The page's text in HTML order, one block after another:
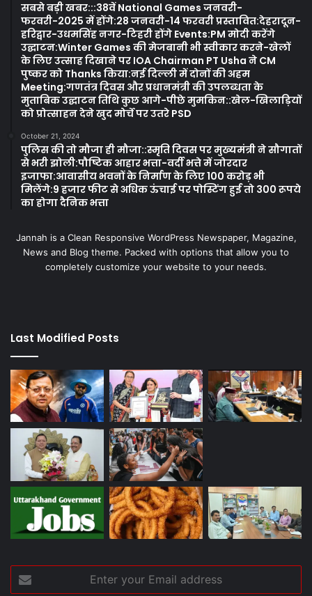
सबसे बड़ी खबर:::38वें National Games जनवरी-
फरवरी-2025 में होंगे:28 जनवरी-14 फरवरी प्रस्तावित:देहरादून-
हरिद्वार-उधमसिंह नगर-टिहरी होंगे Events:PM मोदी करेंगे
उद्घाटन:Winter Games की मेजबानी भी स्वीकार करने-खेलों
के लिए उत्साह दिखाने पर IOA Chairman PT Usha ने CM
पुष्कर को Thanks किया:नई दिल्ली में दोनों की अहम
Meeting:गणतंत्र दिवस और प्रधानमंत्री की उपलब्धता के
मुताबिक उद्घाटन तिथि कुछ आगे-पीछे मुमकिन::खेल-खिलाड़ियों
को प्रोत्साहन देने खुद मोर्चे पर उतरे PSD
October 21, 2024
पुलिस की तो मौजा ही मौजा::स्मृति दिवस पर मुख्यमंत्री ने सौगातों
से भरी झोली:पौष्टिक आहार भत्ता-वर्दी भत्ते में जोरदार
इजाफा:आवासीय भवनों के निर्माण के लिए 100 करोड़ भी
मिलेंगे:9 हजार फीट से अधिक ऊंचाई पर पोस्टिंग हुई तो 300 रूपये
का होगा दैनिक भत्ता
Jannah is a Clean Responsive WordPress Newspaper, Magazine,
News and Blog theme. Packed with options that allow you to
completely customize your website to your needs.
Last Modified Posts
your